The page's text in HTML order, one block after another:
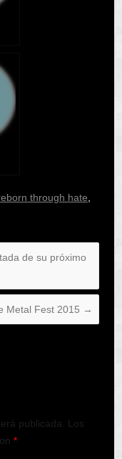
through hate
de su próximo
Metal Fest 2015 →
publicada.
Los
*